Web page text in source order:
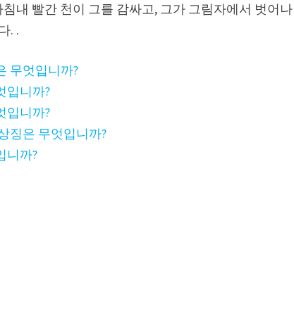
내 빨간 천이 그를 감싸고, 그가 그림자에서 벗어나
. .
무엇입니까?
입니까?
입니까?
징은 무엇입니까?
니까?